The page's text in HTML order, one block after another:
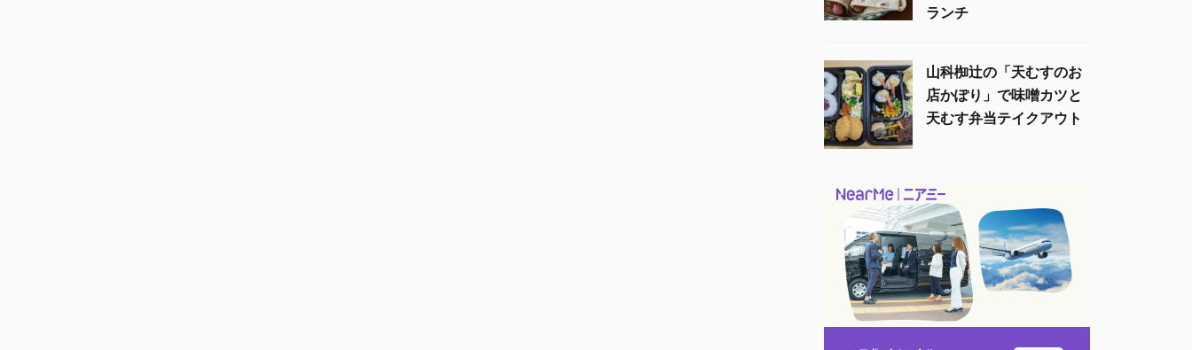
ランチ
山科椥辻の「天むすのお
店かぽり」で味噌カツと
天むす弁当テイクアウト